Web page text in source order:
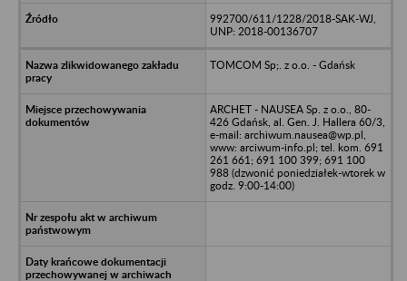
992700/611/1228/2018-SAK-WJ,
UNP: 2018-00136707
TOMCOM Sp;. z o.o. - Gdańsk
ARCHET - NAUSEA Sp. z o.o., 80-
426 Gdańsk, al. Gen. J. Hallera 60/3,
e-mail: archiwum.nausea@wp.pl,
www: arciwum-info.pl; tel. kom. 691
261 661; 691 100 399; 691 100
988 (dzwonić poniedziałek-wtorek w
godz. 9:00-14:00)